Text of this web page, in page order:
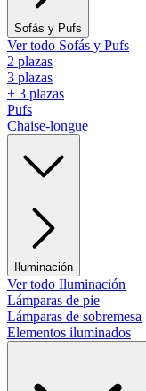
Sofás y Pufs
Ver todo Sofás y Pufs
2 plazas
3 plazas
+ 3 plazas
Pufs
Chaise-longue
Iluminación
Ver todo Iluminación
Lámparas de pie
Lámparas de sobremesa
Elementos iluminados